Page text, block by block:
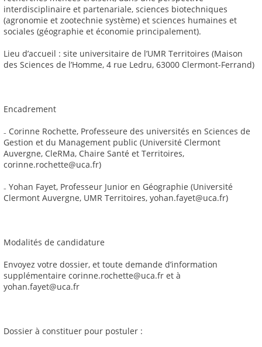
interdisciplinaire et partenariale, sciences biotechniques
(agronomie et zootechnie système) et sciences humaines et
sociales (géographie et économie principalement).
Lieu d’accueil : site universitaire de l’UMR Territoires (Maison
des Sciences de l’Homme, 4 rue Ledru, 63000 Clermont-Ferrand)
Encadrement
₋ Corinne Rochette, Professeure des universités en Sciences de
Gestion et du Management public (Université Clermont
Auvergne, CleRMa, Chaire Santé et Territoires,
corinne.rochette@uca.fr)
₋ Yohan Fayet, Professeur Junior en Géographie (Université
Clermont Auvergne, UMR Territoires, yohan.fayet@uca.fr)
Modalités de candidature
Envoyez votre dossier, et toute demande d’information
supplémentaire corinne.rochette@uca.fr et à
yohan.fayet@uca.fr
Dossier à constituer pour postuler :